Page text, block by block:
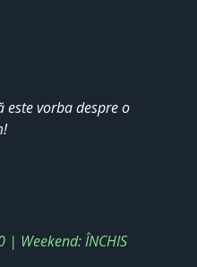
vorba despre o
| Weekend: ÎNCHIS